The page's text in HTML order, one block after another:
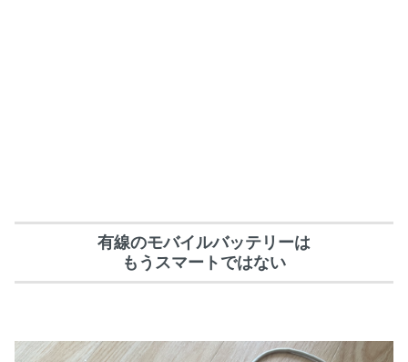
有線のモバイルバッテリーは
もうスマートではない